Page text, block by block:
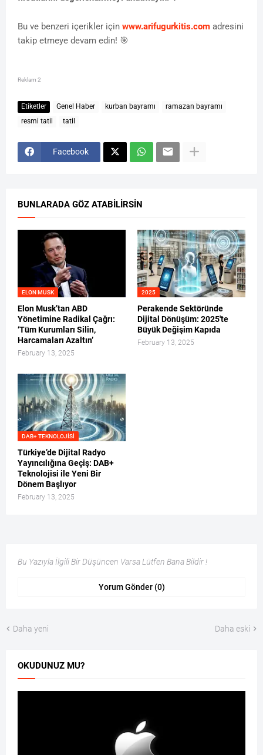
Bu ve benzeri içerikler için www.arifugurkitis.com adresini
takip etmeye devam edin! 🎯
Reklam 2
Etiketler Genel Haber kurban bayramı
ramazan bayramı
resmi tatil
tatil
Facebook
BUNLARADA GÖZ ATABILIRSIN
ELON MUSK
Elon Musk’tan ABD
Yönetimine Radikal Çağrı:
‘Tüm Kurumları Silin,
Harcamaları Azaltın’
February 13, 2025
2025
Perakende Sektöründe
Dijital Dönüşüm: 2025'te
Büyük Değişim Kapıda
February 13, 2025
DAB+ TEKNOLOJISI
Türkiye’de Dijital Radyo
Yayıncılığına Geçiş: DAB+
Teknolojisi ile Yeni Bir
Dönem Başlıyor
February 13, 2025
Bu Yazıyla İlgili Bir Düşüncen Varsa Lütfen Bana Bildir !
Yorum Gönder (0)
Daha yeni Daha eski
OKUDUNUZ MU?